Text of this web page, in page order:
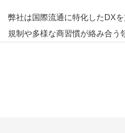
弊社は国際流通に特化したDX
規制や多様な商習慣が絡み合う